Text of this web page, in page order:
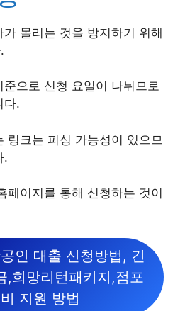
몰리는 것을 방지하기 위해
으로 신청 요일이 나뉘므로
다.
링크는 피싱 가능성이 있으므
.
페이지를 통해 신청하는 것이
인 대출 신청방법, 긴
,희망리턴패키지,점포
지원 방법